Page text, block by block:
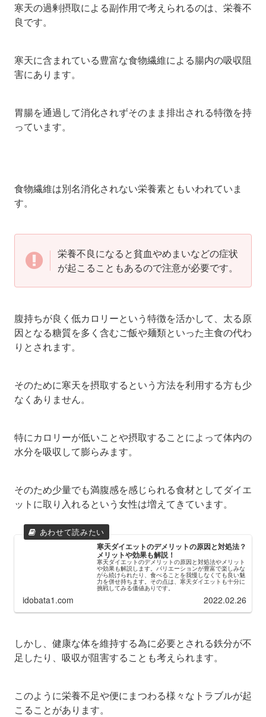
寒天の過剰摂取による副作用で考えられるのは、栄養不
良です。
寒天に含まれている豊富な食物繊維による腸内の吸収阻
害にあります。
胃腸を通過して消化されずそのまま排出される特徴を持
っています。
食物繊維は別名消化されない栄養素ともいわれていま
す。
栄養不良になると貧血やめまいなどの症状
が起こることもあるので注意が必要です。
腹持ちが良く低カロリーという特徴を活かして、太る原
因となる糖質を多く含むご飯や麺類といった主食の代わ
りとされます。
そのために寒天を摂取するという方法を利用する方も少
なくありません。
特にカロリーが低いことや摂取することによって体内の
水分を吸収して膨らみます。
そのため少量でも満腹感を感じられる食材としてダイエ
ットに取り入れるという女性は増えてきています。
寒天ダイエットのデメリットの原因と対処法？
メリットや効果も解説！
寒天ダイエットのデメリットの原因と対処法やメリット
や効果も解説します。バリエーションが豊富で楽しみな
がら続けられたり、食べることを我慢しなくても良い魅
力を併せ持ちます。その点は、寒天ダイエットも十分に
挑戦してみる価値ありです。
idobata1.com 2022.02.26
しかし、健康な体を維持する為に必要とされる鉄分が不
足したり、吸収が阻害することも考えられます。
このように栄養不足や便にまつわる様々なトラブルが起
こることがあります。